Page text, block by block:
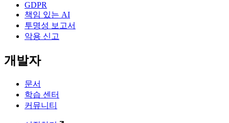
GDPR
책임 있는 AI
투명성 보고서
악용 신고
개발자
문서
학습 센터
커뮤니티